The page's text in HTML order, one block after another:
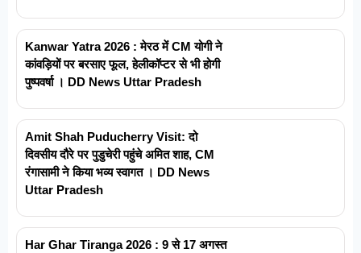
Kanwar Yatra 2026 : मेरठ में CM योगी ने
कांवड़ियों पर बरसाए फूल, हेलीकॉप्टर से भी होगी
पुष्पवर्षा । DD News Uttar Pradesh
Amit Shah Puducherry Visit: दो
दिवसीय दौरे पर पुडुचेरी पहुंचे अमित शाह, CM
रंगासामी ने किया भव्य स्वागत । DD News
Uttar Pradesh
Har Ghar Tiranga 2026 : 9 से 17 अगस्त